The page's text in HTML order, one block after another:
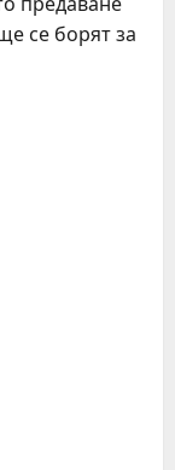
се борят за